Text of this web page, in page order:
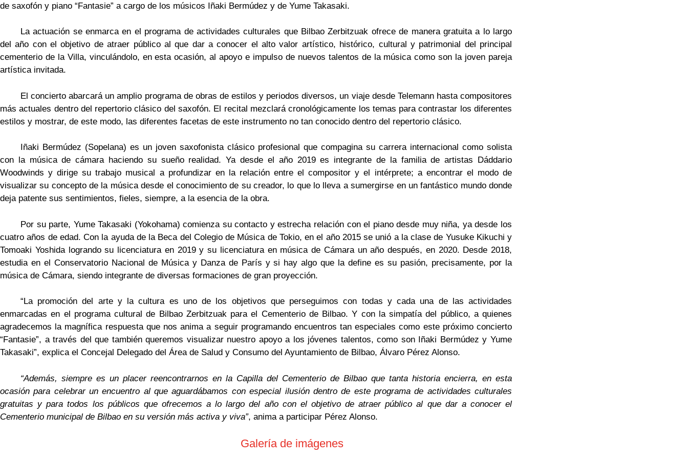
de saxofón y piano “Fantasie” a cargo de los músicos Iñaki Bermúdez y de Yume Takasaki.
La actuación se enmarca en el programa de actividades culturales que Bilbao Zerbitzuak ofrece de manera gratuita a lo largo
del año con el objetivo de atraer público al que dar a conocer el alto valor artístico, histórico, cultural y patrimonial del principal
cementerio de la Villa, vinculándolo, en esta ocasión, al apoyo e impulso de nuevos talentos de la música como son la joven pareja
artística invitada.
El concierto abarcará un amplio programa de obras de estilos y periodos diversos, un viaje desde Telemann hasta compositores
más actuales dentro del repertorio clásico del saxofón. El recital mezclará cronológicamente los temas para contrastar los diferentes
estilos y mostrar, de este modo, las diferentes facetas de este instrumento no tan conocido dentro del repertorio clásico.
Iñaki Bermúdez (Sopelana) es un joven saxofonista clásico profesional que compagina su carrera internacional como solista
con la música de cámara haciendo su sueño realidad. Ya desde el año 2019 es integrante de la familia de artistas Dáddario
Woodwinds y dirige su trabajo musical a profundizar en la relación entre el compositor y el intérprete; a encontrar el modo de
visualizar su concepto de la música desde el conocimiento de su creador, lo que lo lleva a sumergirse en un fantástico mundo donde
deja patente sus sentimientos, fieles, siempre, a la esencia de la obra.
Por su parte, Yume Takasaki (Yokohama) comienza su contacto y estrecha relación con el piano desde muy niña, ya desde los
cuatro años de edad. Con la ayuda de la Beca del Colegio de Música de Tokio, en el año 2015 se unió a la clase de Yusuke Kikuchi y
Tomoaki Yoshida logrando su licenciatura en 2019 y su licenciatura en música de Cámara un año después, en 2020. Desde 2018,
estudia en el Conservatorio Nacional de Música y Danza de París y si hay algo que la define es su pasión, precisamente, por la
música de Cámara, siendo integrante de diversas formaciones de gran proyección.
“La promoción del arte y la cultura es uno de los objetivos que perseguimos con todas y cada una de las actividades
enmarcadas en el programa cultural de Bilbao Zerbitzuak para el Cementerio de Bilbao. Y con la simpatía del público, a quienes
agradecemos la magnífica respuesta que nos anima a seguir programando encuentros tan especiales como este próximo concierto
“Fantasie”, a través del que también queremos visualizar nuestro apoyo a los jóvenes talentos, como son Iñaki Bermúdez y Yume
Takasaki”, explica el Concejal Delegado del Área de Salud y Consumo del Ayuntamiento de Bilbao, Álvaro Pérez Alonso.
“Además, siempre es un placer reencontrarnos en la Capilla del Cementerio de Bilbao que tanta historia encierra, en esta
ocasión para celebrar un encuentro al que aguardábamos con especial ilusión dentro de este programa de actividades culturales
gratuitas y para todos los públicos que ofrecemos a lo largo del año con el objetivo de atraer público al que dar a conocer el
Cementerio municipal de Bilbao en su versión más activa y viva”, anima a participar Pérez Alonso.
Galería de imágenes